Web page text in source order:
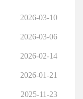
2026-03-10
2026-03-06
2026-02-14
2026-01-21
2025-11-23